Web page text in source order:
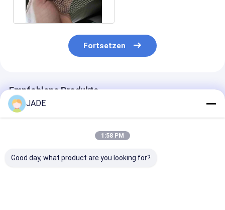
Fortsetzen
Empfohlene Produkte
JADE
1:58 PM
Good day, what product are you looking for?